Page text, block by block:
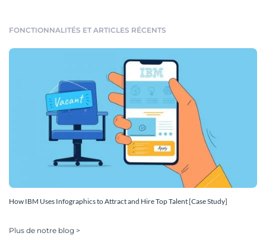
FONCTIONNALITÉS ET ARTICLES RÉCENTS
How IBM Uses Infographics to Attract and Hire Top Talent [Case Study]
Plus de notre blog >